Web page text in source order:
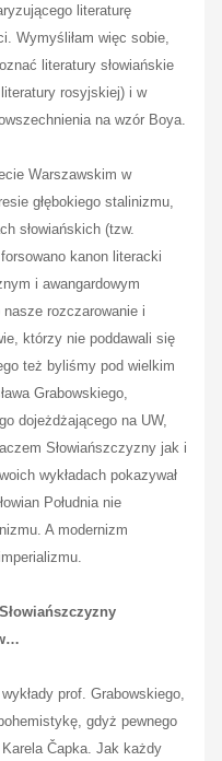
literaturę
Wymyśliłam więc sobie,
literatury słowiańskie
rosyjskiej) i w
na wzór Boya.
Warszawskim w
głębokiego stalinizmu,
słowiańskich (tzw.
kanon literacki
i awangardowym
nasze rozczarowanie i
którzy nie poddawali się
też byliśmy pod wielkim
Grabowskiego,
dojeżdżającego na UW,
Słowiańszczyzny jak i
wykładach pokazywał
Południa nie
A modernizm
prof. Grabowskiego,
gdyż pewnego
Čapka. Jak każdy